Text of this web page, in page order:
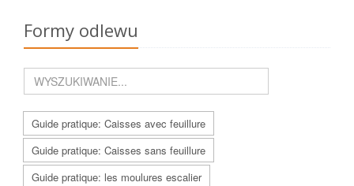
Formy odlewu
Guide pratique: Caisses avec feuillure
Guide pratique: Caisses sans feuillure
Guide pratique: les moulures escalier